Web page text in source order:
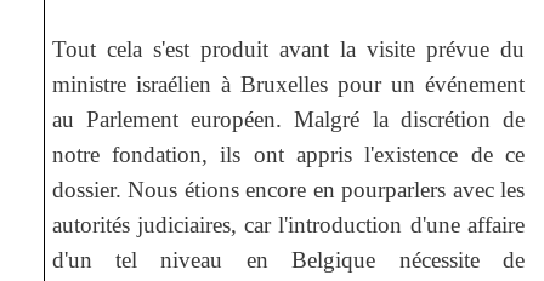
Tout cela s'est produit avant la visite prévue du
ministre israélien à Bruxelles pour un événement
au Parlement européen. Malgré la discrétion de
notre fondation, ils ont appris l'existence de ce
dossier. Nous étions encore en pourparlers avec les
autorités judiciaires, car l'introduction d'une affaire
d'un tel niveau en Belgique nécessite de